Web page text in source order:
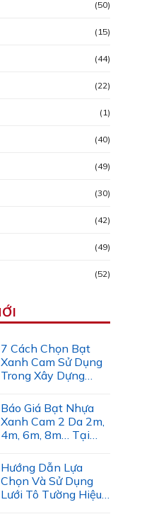
(50)
(15)
(44)
(22)
(1)
(40)
(49)
(30)
(42)
(49)
(52)
7 Cách Chọn Bạt
Xanh Cam Sử Dụng
Trong Xây Dựng
Báo Giá Bạt Nhựa
Xanh Cam 2 Da 2m,
4m, 6m, 8m… Tại
Hướng Dẫn Lựa
Chọn Và Sử Dụng
Lưới Tô Tường Hiệu